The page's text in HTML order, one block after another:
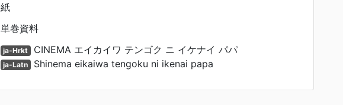
紙
単巻資料
ja-Hrkt CINEMA エイカイワ テンゴク ニ イケナイ パパ
ja-Latn Shinema eikaiwa tengoku ni ikenai papa